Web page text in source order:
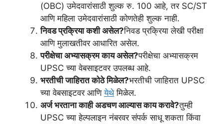
(OBC) उमेदवारांसाठी शुल्क रु. 100 आहे, तर SC/ST
आणि महिला उमेदवारांसाठी कोणतेही शुल्क नाही.
निवड प्रक्रिया कशी असेल?निवड प्रक्रिया लेखी परीक्षा
आणि मुलाखतीवर आधारित असेल.
परीक्षेचा अभ्यासक्रम काय असेल?परीक्षेचा अभ्यासक्रम
UPSC च्या वेबसाइटवर उपलब्ध आहे.
भरतीची जाहिरात कोठे मिळेल?भरतीची जाहिरात UPSC
च्या वेबसाइटवर आणियेथेमिळेल.
अर्ज भरताना काही अडचण आल्यास काय करावे?तुम्ही
UPSC च्या हेल्पलाइन नंबरवर संपर्क साधू शकता किंवा